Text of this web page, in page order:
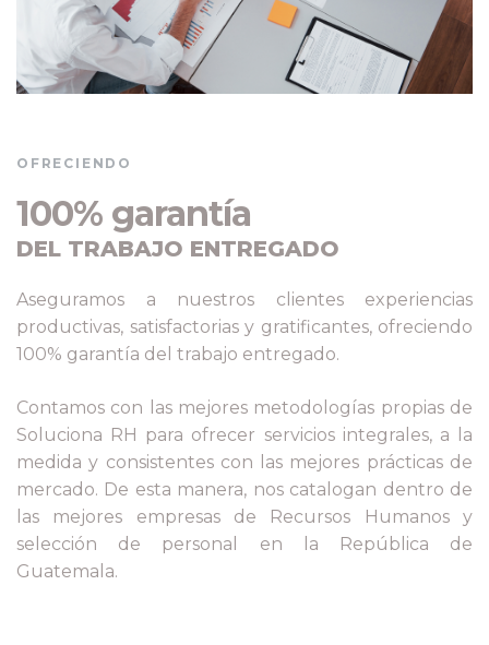
OFRECIENDO
100% garantía
DEL TRABAJO ENTREGADO
Aseguramos a nuestros clientes experiencias
productivas, satisfactorias y gratificantes, ofreciendo
100% garantía del trabajo entregado.
Contamos con las mejores metodologías propias de
Soluciona RH para ofrecer servicios integrales, a la
medida y consistentes con las mejores prácticas de
mercado. De esta manera, nos catalogan dentro de
las mejores empresas de Recursos Humanos y
selección de personal en la República de
Guatemala.